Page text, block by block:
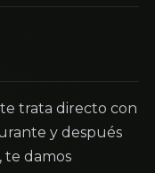
trata directo con
y después
te damos